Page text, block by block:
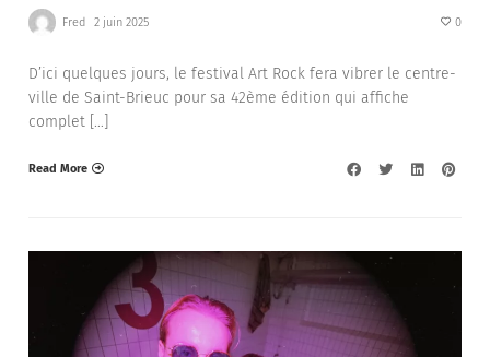
Fred 2 juin 2025 0
D’ici quelques jours, le festival Art Rock fera vibrer le centre-
ville de Saint-Brieuc pour sa 42ème édition qui affiche
complet […]
Read More